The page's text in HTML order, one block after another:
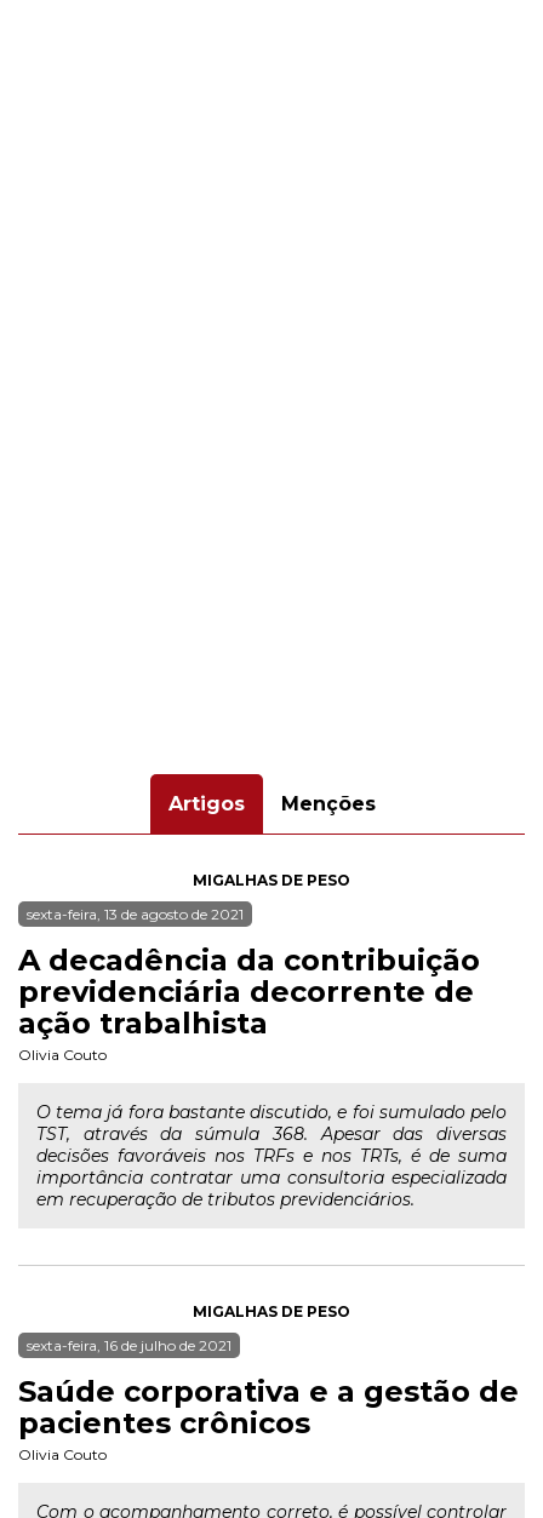
Artigos Menções
MIGALHAS DE PESO
sexta-feira, 13 de agosto de 2021
A decadência da contribuição
previdenciária decorrente de
ação trabalhista
Olivia Couto
O tema já fora bastante discutido, e foi sumulado pelo
TST, através da súmula 368. Apesar das diversas
decisões favoráveis nos TRFs e nos TRTs, é de suma
importância contratar uma consultoria especializada
em recuperação de tributos previdenciários.
MIGALHAS DE PESO
sexta-feira, 16 de julho de 2021
Saúde corporativa e a gestão de
pacientes crônicos
Olivia Couto
Com o acompanhamento correto, é possível controlar